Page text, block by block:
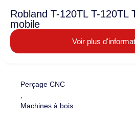
Robland T-120TL T-120TL
mobile
Voir plus
Perçage CNC
,
Machines à bois